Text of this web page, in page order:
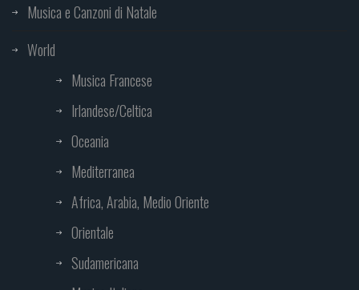
Musica e Canzoni di Natale
World
Musica Francese
Irlandese/Celtica
Oceania
Mediterranea
Africa, Arabia, Medio Oriente
Orientale
Sudamericana